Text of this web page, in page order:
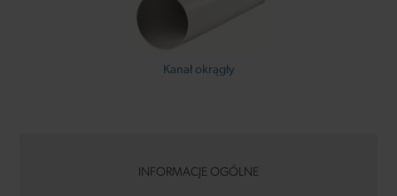
Kanał okrągły
INFORMACJE OGÓLNE